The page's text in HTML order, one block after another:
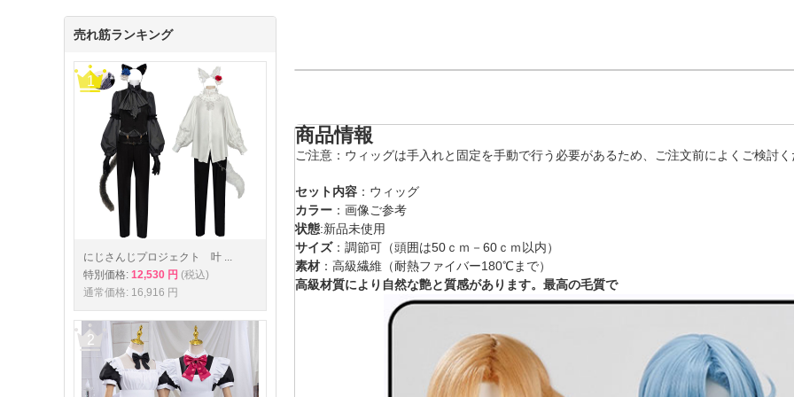
売れ筋ランキング
にじさんじプロジェクト 叶 ...
特別価格: 12,530 円 (税込)
通常価格: 16,916 円
商品情報
ご注意：ウィッグは手入れと固定を手動で行う必要があるため、ご注文前によくご検討
セット内容 ：ウィッグ
カラー ：画像ご参考
状態:新品未使用
サイズ：調節可（頭囲は50ｃｍ－60ｃｍ以内）
素材 ：高級繊維（耐熱ファイバー180℃まで）
高級材質により自然な艶と質感があります。最高の毛質で